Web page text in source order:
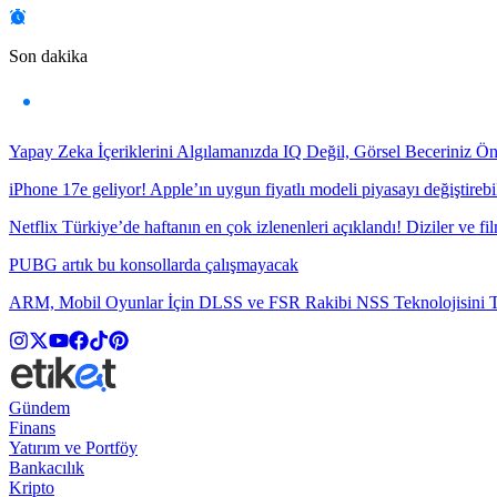
Son dakika
Yapay Zeka İçeriklerini Algılamanızda IQ Değil, Görsel Beceriniz
iPhone 17e geliyor! Apple’ın uygun fiyatlı modeli piyasayı
Netflix Türkiye’de haftanın en çok izlenenleri açıklandı! Diziler ve
PUBG artık bu konsollarda çalışmayacak
ARM, Mobil Oyunlar İçin DLSS ve FSR Rakibi NSS Teknolojisini
Gündem
Finans
Yatırım ve Portföy
Bankacılık
Kripto